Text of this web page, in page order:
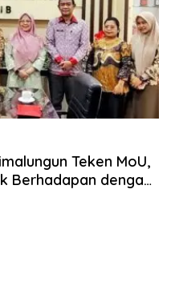
Teken MoU,
Berhadapan dengan